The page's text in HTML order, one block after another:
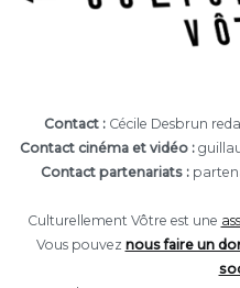
Contact :Cécile Desbrun
Contact cinéma et vidéo :
Contact partenariats :
Culturellement Vôtre est une
Vous pouvez nous faire un